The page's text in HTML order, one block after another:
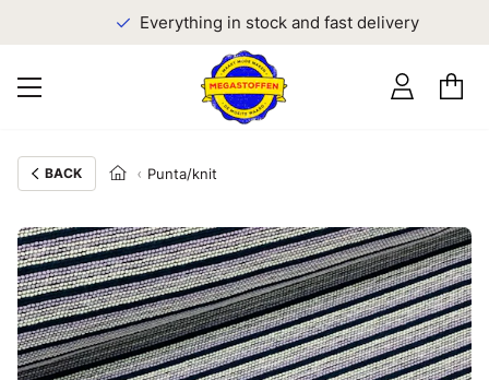
Everything in stock and fast delivery
BACK Punta/knit